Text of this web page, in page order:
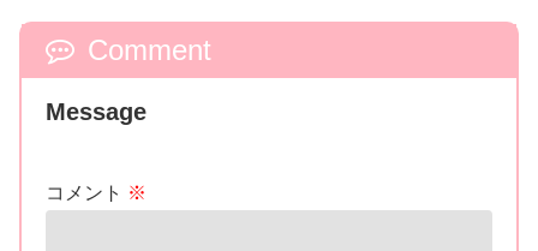
Comment
Message
コメント ※